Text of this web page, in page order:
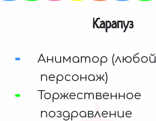
Карапуз
Аниматор (любой
персонаж)
Торжественное
поздравление